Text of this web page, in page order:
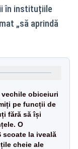
în instituțiile
„să aprindă
obiceiuri
pe funcții de
fără să își
O
scoate la iveală
cheie ale